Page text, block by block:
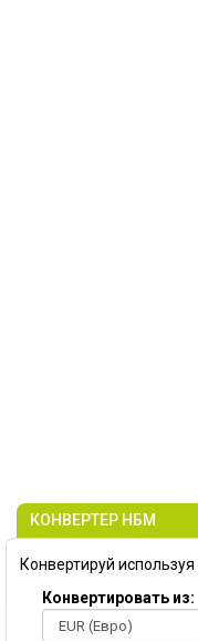
КОНВЕРТЕР НБМ
Конвертируй используя
Конвертировать из: